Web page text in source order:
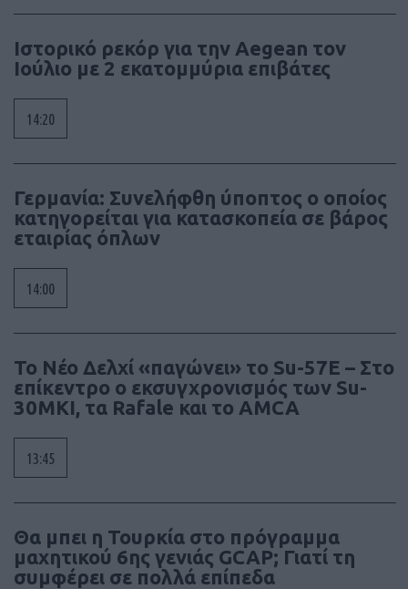
Ιστορικό ρεκόρ για την Aegean τον
Ιούλιο με 2 εκατομμύρια επιβάτες
14:20
Γερμανία: Συνελήφθη ύποπτος ο οποίος
κατηγορείται για κατασκοπεία σε βάρος
εταιρίας όπλων
14:00
Το Νέο Δελχί «παγώνει» το Su-57E – Στο
επίκεντρο ο εκσυγχρονισμός των Su-
30MKI, τα Rafale και το AMCA
13:45
Θα μπει η Τουρκία στο πρόγραμμα
μαχητικού 6ης γενιάς GCAP; Γιατί τη
συμφέρει σε πολλά επίπεδα